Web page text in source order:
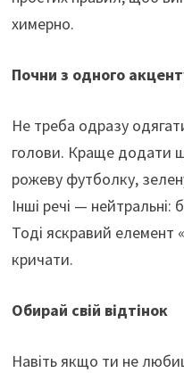
химерно.
Почни з одного
Не треба одразу
голови. Краще додати
рожеву футболку,
Інші речі —
Тоді яскравий елемент
кричати.
Обирай свій відтінок
Навіть якщо ти не